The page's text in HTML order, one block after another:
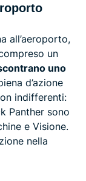
all’aeroporto,
un
uno
d’azione
indifferenti:
Panther sono
e Visione.
nella